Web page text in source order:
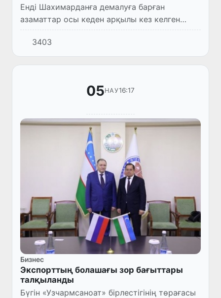
Енді Шахимарданға демалуға барған
азаматтар осы кеден арқылы кез келген
уақытта өтуіне болады.
3403
05НАУ16:17
Бизнес
Экспорттың болашағы зор бағыттары
талқыланды
Бүгін «Узчармсаноат» бірлестігінің төрағасы